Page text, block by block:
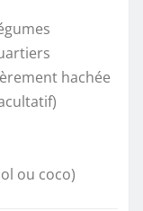
hachée
ou coco)